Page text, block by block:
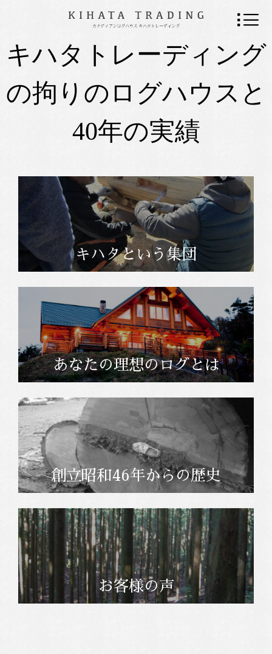
キハタトレーディング
の拘りのログハウスと
40年の実績
キハタという集団
あなたの理想のログとは
創立昭和46年からの歴史
お客様の声